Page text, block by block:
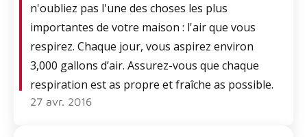
n'oubliez pas l'une des choses les plus
importantes de votre maison : l'air que vous
respirez. Chaque jour, vous aspirez environ
3,000 gallons d’air. Assurez-vous que chaque
respiration est as propre et fraîche as possible.
27 avr. 2016